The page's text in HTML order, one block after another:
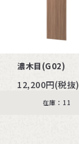
濃木目(G02)
12,200円(税抜)
在庫：11